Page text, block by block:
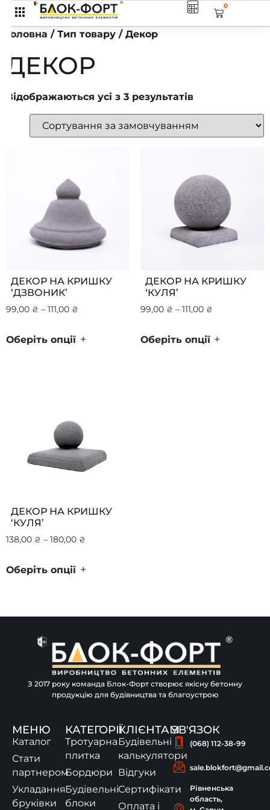
0
Головна / Тип товару / Декор
ДЕКОР
Відображаються усі з 3 результатів
ДЕКОР НА КРИШКУ
‘ДЗВОНИК’
99,00 ₴ – 111,00 ₴
Оберіть опції +
ДЕКОР НА КРИШКУ
‘КУЛЯ’
99,00 ₴ – 111,00 ₴
Оберіть опції +
ДЕКОР НА КРИШКУ
‘КУЛЯ’
138,00 ₴ – 180,00 ₴
Оберіть опції +
З 2017 року команда Блок-Форт створює якісну бетонну
продукцію для будівництва та благоустрою
МЕНЮ
Каталог
Стати
партнером
Укладання
бруківки
КАТЕГОРІЇ
Тротуарна
плитка
Бордюри
Будівельні
блоки
КЛІЄНТАМ
Будівельні
калькулятори
Відгуки
Сертифікати
Оплата і
ЗВ'ЯЗОК
(068) 112-38-99
Рівненська
область,